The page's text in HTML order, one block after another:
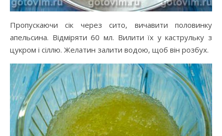
Пропускаючи сік через сито, вичавити половинку
апельсина. Відміряти 60 мл. Вилити їх у каструльку з
цукром і сіллю. Желатин залити водою, щоб він розбух.